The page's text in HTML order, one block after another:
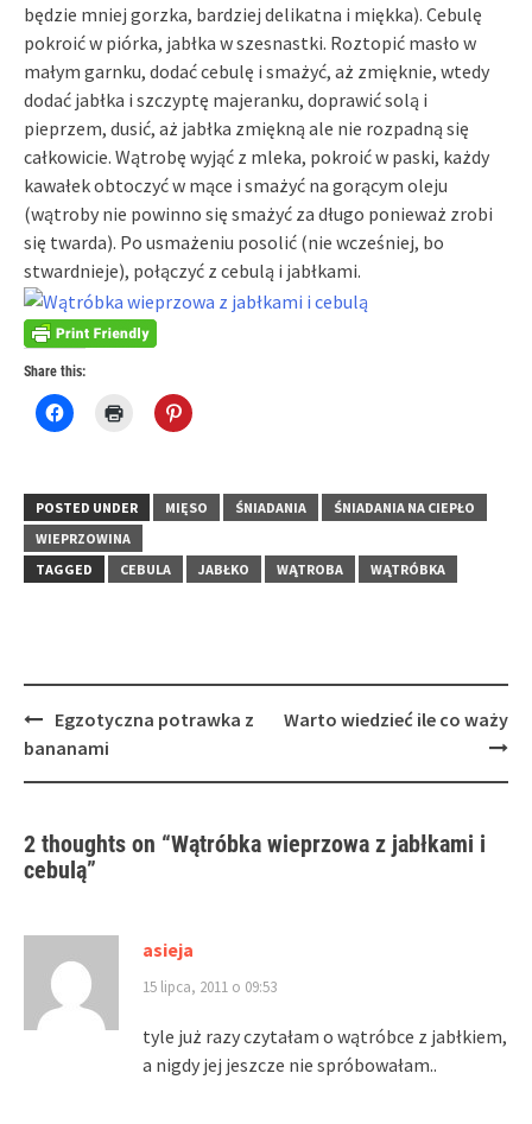
będzie mniej gorzka, bardziej delikatna i miękka). Cebulę
pokroić w piórka, jabłka w szesnastki. Roztopić masło w
małym garnku, dodać cebulę i smażyć, aż zmięknie, wtedy
dodać jabłka i szczyptę majeranku, doprawić solą i
pieprzem, dusić, aż jabłka zmiękną ale nie rozpadną się
całkowicie. Wątrobę wyjąć z mleka, pokroić w paski, każdy
kawałek obtoczyć w mące i smażyć na gorącym oleju
(wątroby nie powinno się smażyć za długo ponieważ zrobi
się twarda). Po usmażeniu posolić (nie wcześniej, bo
stwardnieje), połączyć z cebulą i jabłkami.
Share this:
Click
to
in
new
window)
Click
window)
Click
to
in
new
POSTED UNDER MIĘSO ŚNIADANIA
ŚNIADANIA NA CIEPŁO
WIEPRZOWINA
TAGGED
CEBULA JABŁKO WĄTROBA WĄTRÓBKA
Post
navigation
Egzotyczna potrawka z
bananami
Warto wiedzieć ile co waży
2 thoughts on “Wątróbka wieprzowa z jabłkami i
cebulą”
asieja
15 lipca, 2011 o 09:53
tyle już razy czytałam o wątróbce z jabłkiem,
a nigdy jej jeszcze nie spróbowałam..